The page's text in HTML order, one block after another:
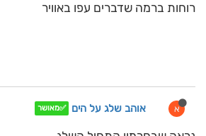
רוחות ברמה שדברים עפו באוויר
א אוהב שלג על הים ✅מאושר